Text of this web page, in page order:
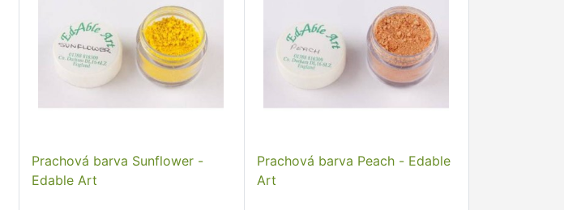
Prachová barva Sunflower -
Edable Art
Prachová barva Peach - Edable
Art